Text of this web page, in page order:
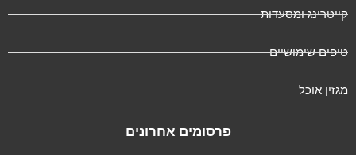
קייטרינג ומסעדות
טיפים שימושיים
מגזין אוכל
פרסומים אחרונים